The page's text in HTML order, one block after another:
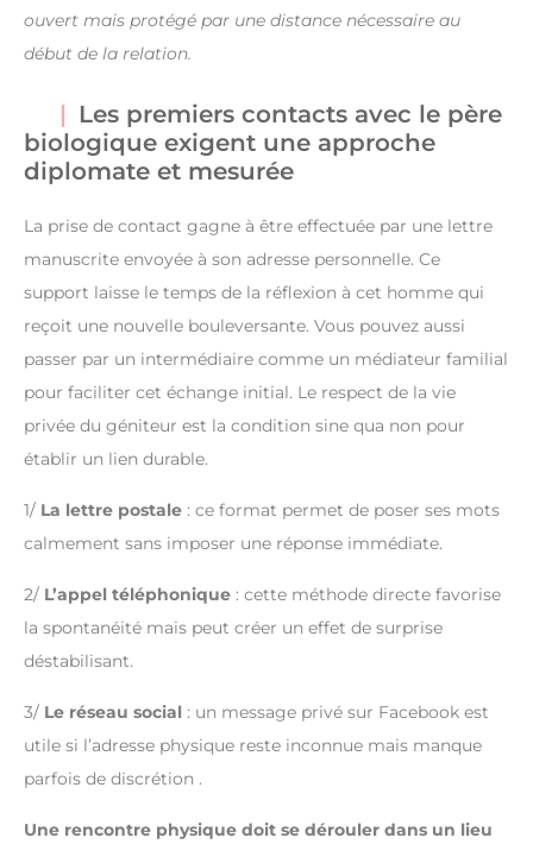
ouvert mais protégé par une distance nécessaire au
début de la relation.
Les premiers contacts avec le père
biologique exigent une approche
diplomate et mesurée
La prise de contact gagne à être effectuée par une lettre
manuscrite envoyée à son adresse personnelle. Ce
support laisse le temps de la réflexion à cet homme qui
reçoit une nouvelle bouleversante. Vous pouvez aussi
passer par un intermédiaire comme un médiateur familial
pour faciliter cet échange initial. Le respect de la vie
privée du géniteur est la condition sine qua non pour
établir un lien durable.
1/ La lettre postale : ce format permet de poser ses mots
calmement sans imposer une réponse immédiate.
2/ L’appel téléphonique : cette méthode directe favorise
la spontanéité mais peut créer un effet de surprise
déstabilisant.
3/ Le réseau social : un message privé sur Facebook est
utile si l’adresse physique reste inconnue mais manque
parfois de discrétion .
Une rencontre physique doit se dérouler dans un lieu